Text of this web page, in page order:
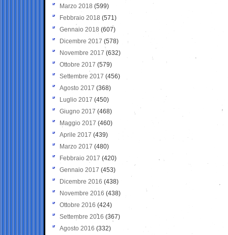
Marzo 2018 (599)
Febbraio 2018 (571)
Gennaio 2018 (607)
Dicembre 2017 (578)
Novembre 2017 (632)
Ottobre 2017 (579)
Settembre 2017 (456)
Agosto 2017 (368)
Luglio 2017 (450)
Giugno 2017 (468)
Maggio 2017 (460)
Aprile 2017 (439)
Marzo 2017 (480)
Febbraio 2017 (420)
Gennaio 2017 (453)
Dicembre 2016 (438)
Novembre 2016 (438)
Ottobre 2016 (424)
Settembre 2016 (367)
Agosto 2016 (332)